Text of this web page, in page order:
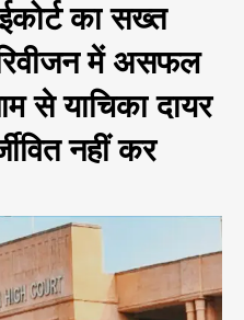
का सख्त
में असफल
से याचिका दायर
नहीं कर